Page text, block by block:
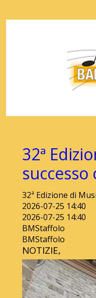
32ª
32ª Edizione di
2026-07-25 14:40
2026-07-25 14:40
BMStaffolo
BMStaffolo
NOTIZIE,